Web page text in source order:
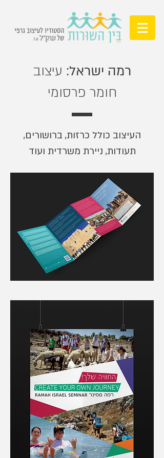
רמה ישראל: עיצוב
חומר פרסומי
העיצוב כולל כרזות, ברושורים,
תעודות, ניירת משרדית ועוד